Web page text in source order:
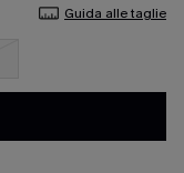
Guida alle taglie